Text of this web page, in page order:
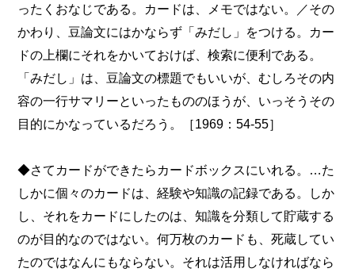
ったくおなじである。カードは、メモではない。／その
かわり、豆論文にはかならず「みだし」をつける。カー
ドの上欄にそれをかいておけば、検索に便利である。
「みだし」は、豆論文の標題でもいいが、むしろその内
容の一行サマリーといったもののほうが、いっそうその
目的にかなっているだろう。［1969：54-55］
◆さてカードができたらカードボックスにいれる。…た
しかに個々のカードは、経験や知識の記録である。しか
し、それをカードにしたのは、知識を分類して貯蔵する
のが目的なのではない。何万枚のカードも、死蔵してい
たのではなんにもならない。それは活用しなければなら